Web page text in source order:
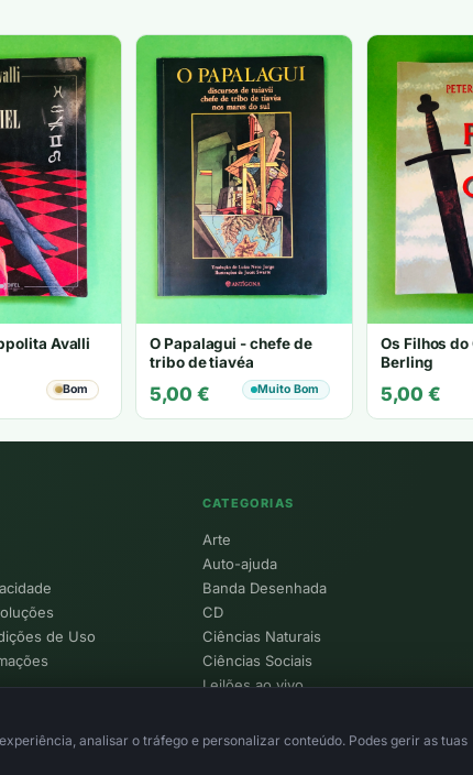
Avalli
Bom
O Papalagui - chefe de
tribo de tiavéa
5,00 € Muito Bom
Os Filhos
Berling
5,00 €
de Uso
CATEGORIAS
Arte
Auto-ajuda
Banda Desenhada
CD
Ciências Naturais
Ciências Sociais
Leilões ao vivo
analisar o tráfego e personalizar conteúdo. Podes gerir as tuas